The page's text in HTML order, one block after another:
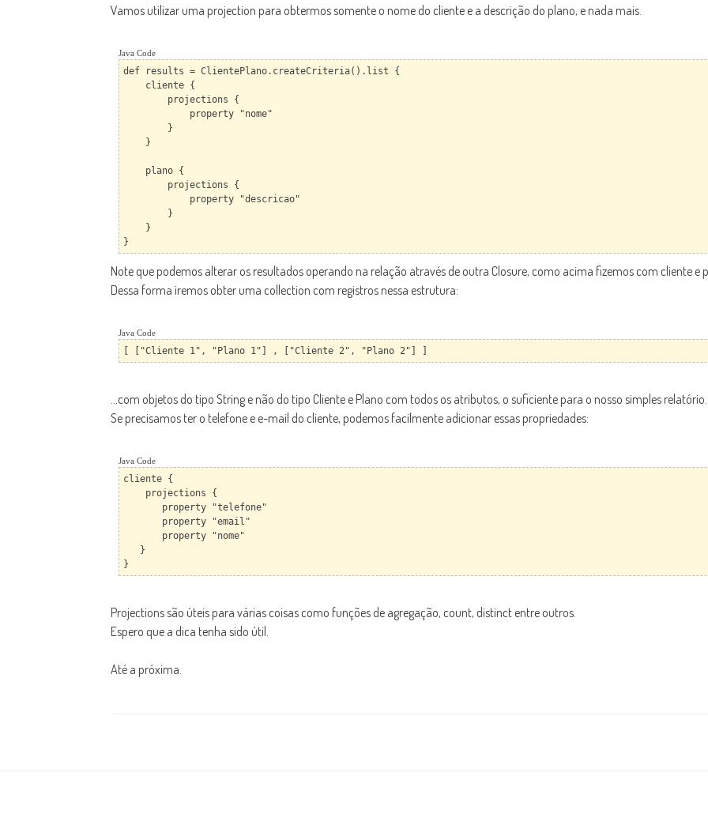
Vamos utilizar uma projection para obtermos somente o nome do cliente e a descrição do plano, e nada mais.
Java Code
def results = ClientePlano.createCriteria().list {
cliente {
projections {
property "nome"
}
}
plano {
projections {
property "descricao"
}
}
}
Note que podemos alterar os resultados operando na relação através de outra Closure, como acima fizemos com cliente e
Dessa forma iremos obter uma collection com registros nessa estrutura:
Java Code
[ ["Cliente 1", "Plano 1"] , ["Cliente 2", "Plano 2"] ]
...com objetos do tipo String e não do tipo Cliente e Plano com todos os atributos, o suficiente para o nosso simples relatório.
Se precisamos ter o telefone e e-mail do cliente, podemos facilmente adicionar essas propriedades:
Java Code
cliente {
projections {
property "telefone"
property "email"
property "nome"
}
}
Projections são úteis para várias coisas como funções de agregação, count, distinct entre outros.
Espero que a dica tenha sido útil.
Até a próxima.